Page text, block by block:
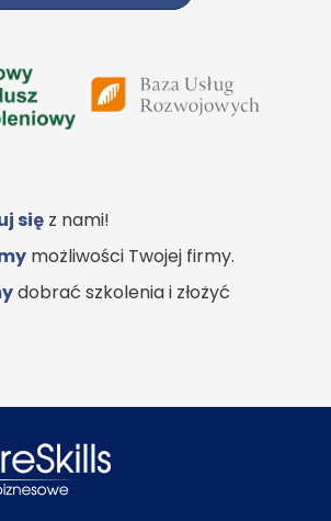
sięz nami!
możliwości Twojej firmy.
dobrać szkolenia i złożyć